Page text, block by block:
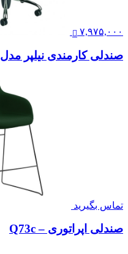
۷,۹۷۵,۰۰۰
صندلی کارمندی نیلپر مدل OCT 505X
تماس بگیرید
صندلی اپراتوری – Q73c